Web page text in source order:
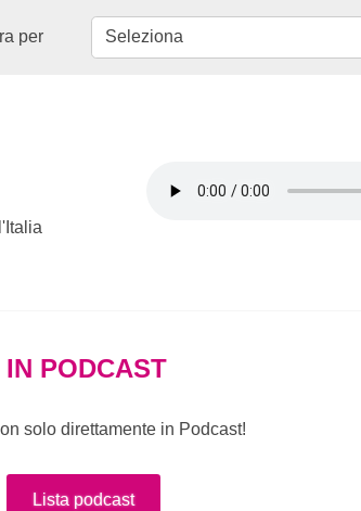
per
PODCAST
solo direttamente in Podcast!
Lista podcast